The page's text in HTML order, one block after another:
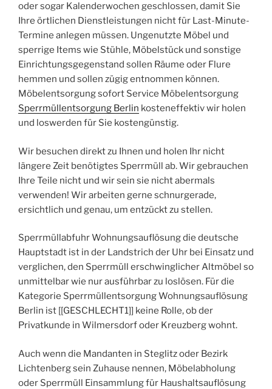
oder sogar Kalenderwochen geschlossen, damit Sie
Ihre örtlichen Dienstleistungen nicht für Last-Minute-
Termine anlegen müssen. Ungenutzte Möbel und
sperrige Items wie Stühle, Möbelstück und sonstige
Einrichtungsgegenstand sollen Räume oder Flure
hemmen und sollen zügig entnommen können.
Möbelentsorgung sofort Service Möbelentsorgung
Sperrmüllentsorgung Berlin kosteneffektiv wir holen
und loswerden für Sie kostengünstig.
Wir besuchen direkt zu Ihnen und holen Ihr nicht
längere Zeit benötigtes Sperrmüll ab. Wir gebrauchen
Ihre Teile nicht und wir sein sie nicht abermals
verwenden! Wir arbeiten gerne schnurgerade,
ersichtlich und genau, um entzückt zu stellen.
Sperrmüllabfuhr Wohnungsauflösung die deutsche
Hauptstadt ist in der Landstrich der Uhr bei Einsatz und
verglichen, den Sperrmüll erschwinglicher Altmöbel so
unmittelbar wie nur ausführbar zu loslösen. Für die
Kategorie Sperrmüllentsorgung Wohnungsauflösung
Berlin ist [[GESCHLECHT1]] keine Rolle, ob der
Privatkunde in Wilmersdorf oder Kreuzberg wohnt.
Auch wenn die Mandanten in Steglitz oder Bezirk
Lichtenberg sein Zuhause nennen, Möbelabholung
oder Sperrmüll Einsammlung für Haushaltsauflösung